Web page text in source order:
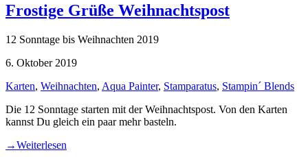
Frostige Grüße Weihnachtspost
12 Sonntage bis Weihnachten 2019
6. Oktober 2019
Karten, Weihnachten, Aqua Painter, Stamparatus, Stampin´ Blends
Die 12 Sonntage starten mit der Weihnachtspost. Von den Karten
kannst Du gleich ein paar mehr basteln.
→Weiterlesen